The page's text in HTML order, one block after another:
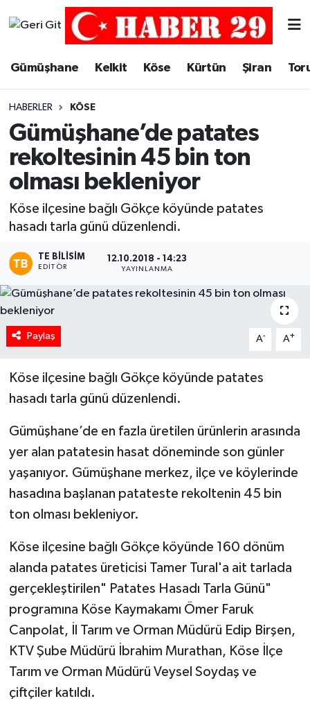
Gümüşhane Kelkit Köse Kürtün Şiran
HABERLER KÖSE
Gümüşhane’de patates
rekoltesinin 45 bin ton
olması bekleniyor
Köse ilçesine bağlı Gökçe köyünde patates
hasadı tarla günü düzenlendi.
TE BILISIM
EDITÖR
12.10.2018 - 14:23
YAYINLANMA
Paylaş A- A+
Köse ilçesine bağlı Gökçe köyünde patates
hasadı tarla günü düzenlendi.
Gümüşhane’de en fazla üretilen ürünlerin arasında
yer alan patatesin hasat döneminde son günler
yaşanıyor. Gümüşhane merkez, ilçe ve köylerinde
hasadına başlanan patateste rekoltenin 45 bin
ton olması bekleniyor.
Köse ilçesine bağlı Gökçe köyünde 160 dönüm
alanda patates üreticisi Tamer Tural'a ait tarlada
gerçekleştirilen" Patates Hasadı Tarla Günü"
programına Köse Kaymakamı Ömer Faruk
Canpolat, İl Tarım ve Orman Müdürü Edip Birşen,
KTV Şube Müdürü İbrahim Murathan, Köse İlçe
Tarım ve Orman Müdürü Veysel Soydaş ve
çiftçiler katıldı.
Merkez Trafik Yoğunluk Haritası
Süper Lig Puan Durumu ve Fikstür
Tüm Manşetler
Haber Arşivi